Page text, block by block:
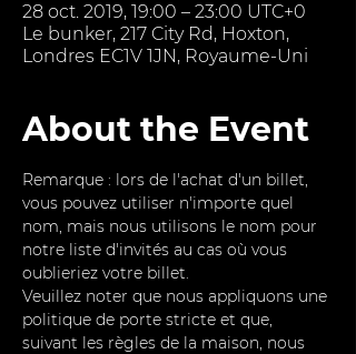
28 oct. 2019, 19:00 – 23:00 UTC+0
Le bunker, 217 City Rd, Hoxton,
Londres EC1V 1JN, Royaume-Uni
About the Event
Remarque : lors de l'achat d'un billet,
vous pouvez utiliser n'importe quel
nom, mais nous utilisons le nom pour
notre liste d'invités au cas où vous
oublieriez votre billet.
Veuillez noter que nous appliquons une
politique de porte stricte et que,
suivant les règles de la maison, nous